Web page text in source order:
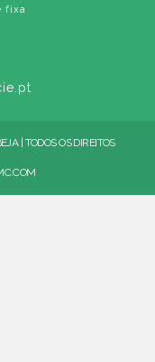
fixa
| TODOS OS DIREITOS